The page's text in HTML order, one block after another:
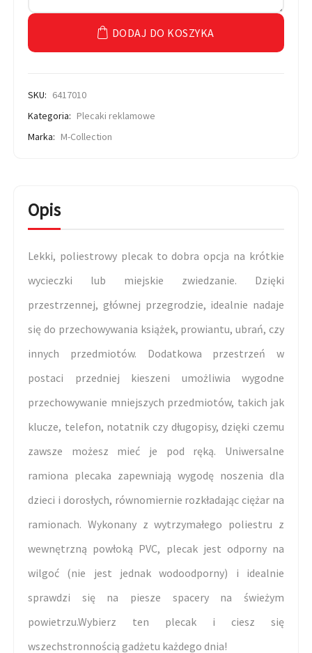
DODAJ DO KOSZYKA
SKU: 6417010
Kategoria: Plecaki reklamowe
Marka: M-Collection
Opis
Lekki, poliestrowy plecak to dobra opcja na krótkie
wycieczki lub miejskie zwiedzanie. Dzięki
przestrzennej, głównej przegrodzie, idealnie nadaje
się do przechowywania książek, prowiantu, ubrań, czy
innych przedmiotów. Dodatkowa przestrzeń w
postaci przedniej kieszeni umożliwia wygodne
przechowywanie mniejszych przedmiotów, takich jak
klucze, telefon, notatnik czy długopisy, dzięki czemu
zawsze możesz mieć je pod ręką. Uniwersalne
ramiona plecaka zapewniają wygodę noszenia dla
dzieci i dorosłych, równomiernie rozkładając ciężar na
ramionach. Wykonany z wytrzymałego poliestru z
wewnętrzną powłoką PVC, plecak jest odporny na
wilgoć (nie jest jednak wodoodporny) i idealnie
sprawdzi się na piesze spacery na świeżym
powietrzu.Wybierz ten plecak i ciesz się
wszechstronnością gadżetu każdego dnia!